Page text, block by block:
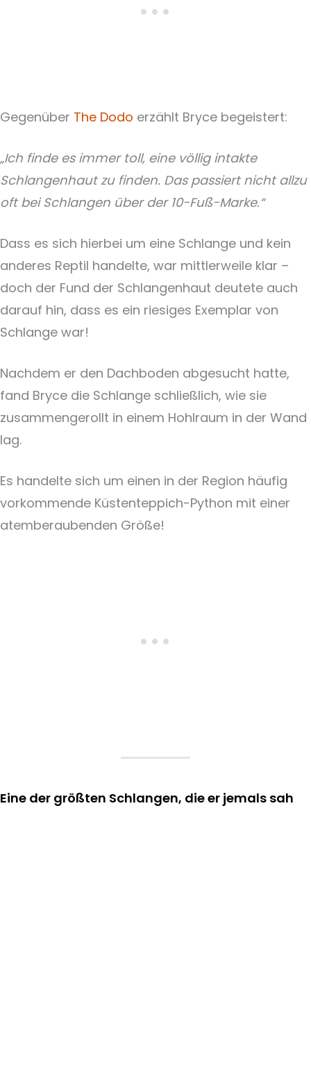
Gegenüber The Dodo erzählt Bryce begeistert:
„Ich finde es immer toll, eine völlig intakte
Schlangenhaut zu finden. Das passiert nicht allzu
oft bei Schlangen über der 10-Fuß-Marke.“
Dass es sich hierbei um eine Schlange und kein
anderes Reptil handelte, war mittlerweile klar –
doch der Fund der Schlangenhaut deutete auch
darauf hin, dass es ein riesiges Exemplar von
Schlange war!
Nachdem er den Dachboden abgesucht hatte,
fand Bryce die Schlange schließlich, wie sie
zusammengerollt in einem Hohlraum in der Wand
lag.
Es handelte sich um einen in der Region häufig
vorkommende Küstenteppich-Python mit einer
atemberaubenden Größe!
Eine der größten Schlangen, die er jemals sah